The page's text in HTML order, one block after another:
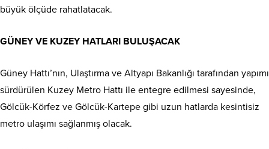
büyük ölçüde rahatlatacak.
GÜNEY VE KUZEY HATLARI BULUŞACAK
Güney Hattı’nın, Ulaştırma ve Altyapı Bakanlığı tarafından yapımı
sürdürülen Kuzey Metro Hattı ile entegre edilmesi sayesinde,
Gölcük-Körfez ve Gölcük-Kartepe gibi uzun hatlarda kesintisiz
metro ulaşımı sağlanmış olacak.